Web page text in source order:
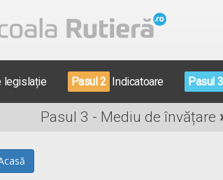
legislație Pasul 2 Indicatoare Pasul 3
Pasul 3 - Mediu de învățare